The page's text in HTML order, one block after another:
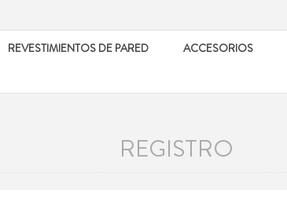
REVESTIMIENTOS DE PARED ACCESORIOS
REGISTRO